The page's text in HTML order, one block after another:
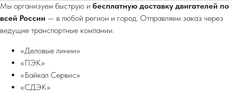
Мы организуем быструю и бесплатную доставку двигателей по
всей России — в любой регион и город. Отправляем заказ через
ведущие транспортные компании:
«Деловые линии»
«ПЭК»
«Байкал Сервис»
«СДЭК»